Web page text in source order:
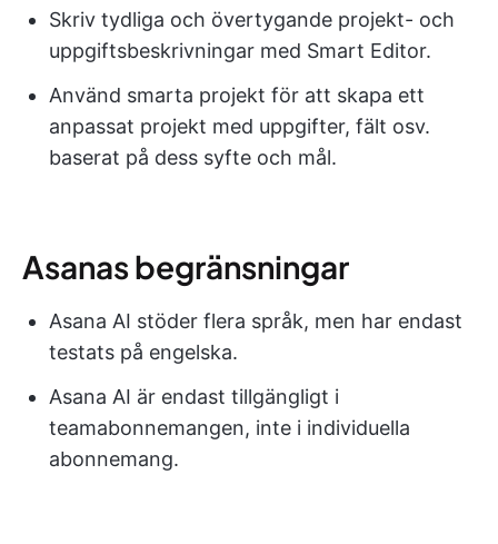
Skriv tydliga och övertygande projekt- och
uppgiftsbeskrivningar med Smart Editor.
Använd smarta projekt för att skapa ett
anpassat projekt med uppgifter, fält osv.
baserat på dess syfte och mål.
Asanas begränsningar
Asana AI stöder flera språk, men har endast
testats på engelska.
Asana AI är endast tillgängligt i
teamabonnemangen, inte i individuella
abonnemang.